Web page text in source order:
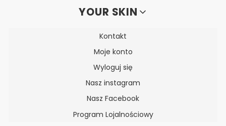
YOUR SKIN
Kontakt
Moje konto
Wyloguj się
Nasz instagram
Nasz Facebook
Program Lojalnościowy